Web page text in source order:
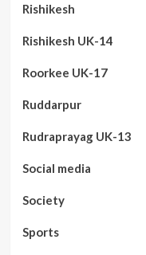
Rishikesh
Rishikesh UK-14
Roorkee UK-17
Ruddarpur
Rudraprayag UK-13
Social media
Society
Sports